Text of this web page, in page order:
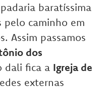
baratíssima
pelo caminho em
Assim passamos
dos
dali fica a Igreja de
externas